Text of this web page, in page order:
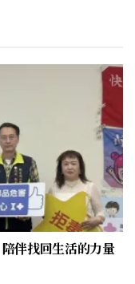
伴找回生活的力量